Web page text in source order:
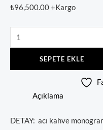
₺96,500.00+Kargo
SEPETE EKLE
Açıklama
DETAY: acı kahve